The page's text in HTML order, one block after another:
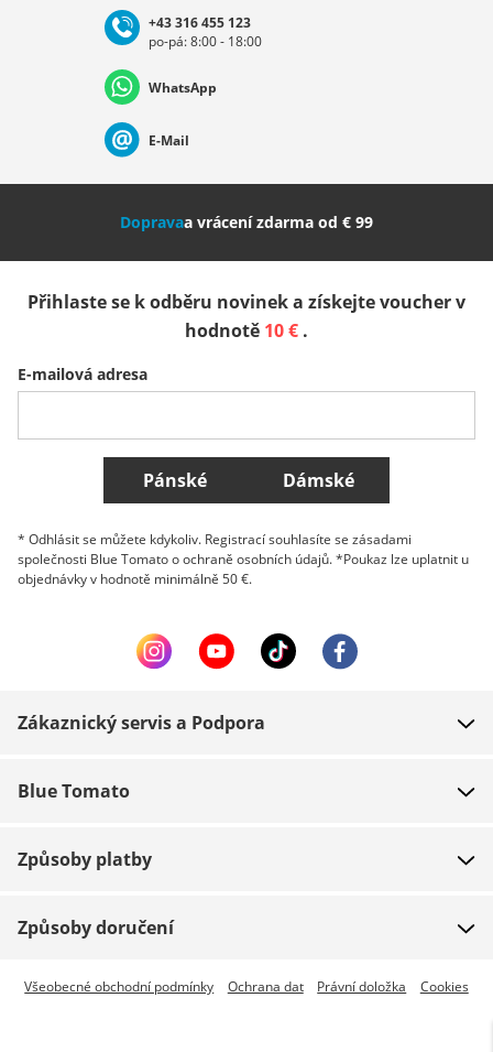
Deutschland Österreich
Nederland Italia (Italiano) Italien (Deutsch)
Slovenija
Belgique (Français) Danmark Norge
Všechny země
+43 316 455 123
po-pá: 8:00 - 18:00
WhatsApp
E-Mail
Dopravaa vrácení zdarma od € 99
Přihlaste se k odběru novinek a získejte voucher v
hodnotě 10 € .
E-mailová adresa
Pánské Dámské
* Odhlásit se můžete kdykoliv. Registrací souhlasíte se zásadami
společnosti Blue Tomato o ochraně osobních údajů. *Poukaz lze uplatnit u
objednávky v hodnotě minimálně 50 €.
Zákaznický servis a Podpora
Platba
Navrácení zboží
Sledování zásilky
Blue Tomato
Práce
Blue World
Způsoby platby
Způsoby doručení
Expresní doručení je dostupné
Všeobecné obchodní podmínky Ochrana dat Právní doložka Cookies